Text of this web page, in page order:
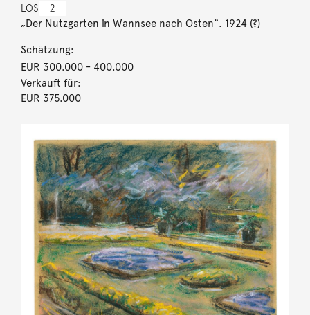
LOS 2
„Der Nutzgarten in Wannsee nach Osten“. 1924 (?)
Schätzung:
EUR 300.000- 400.000
Verkauft für:
EUR 375.000